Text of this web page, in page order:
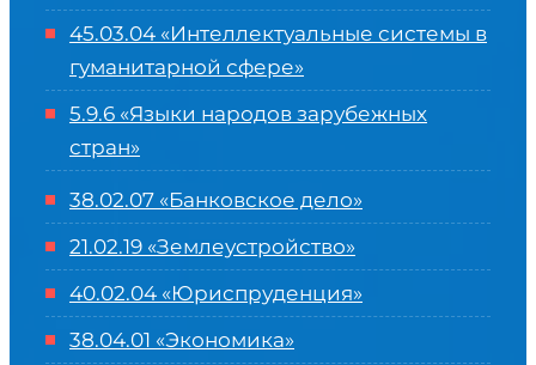
45.03.04 «Интеллектуальные системы в
гуманитарной сфере»
5.9.6 «Языки народов зарубежных
стран»
38.02.07 «Банковское дело»
21.02.19 «Землеустройство»
40.02.04 «Юриспруденция»
38.04.01 «Экономика»